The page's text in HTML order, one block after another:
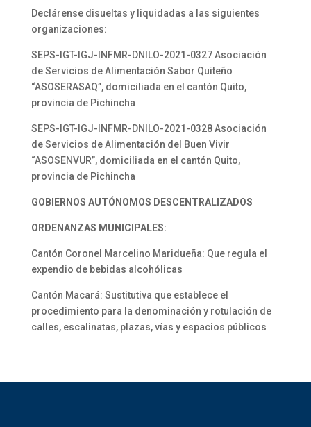
Declárense disueltas y liquidadas a las siguientes
organizaciones:
SEPS-IGT-IGJ-INFMR-DNILO-2021-0327 Asociación
de Servicios de Alimentación Sabor Quiteño
“ASOSERASAQ”, domiciliada en el cantón Quito,
provincia de Pichincha
SEPS-IGT-IGJ-INFMR-DNILO-2021-0328 Asociación
de Servicios de Alimentación del Buen Vivir
“ASOSENVUR”, domiciliada en el cantón Quito,
provincia de Pichincha
GOBIERNOS AUTÓNOMOS DESCENTRALIZADOS
ORDENANZAS MUNICIPALES:
Cantón Coronel Marcelino Maridueña: Que regula el
expendio de bebidas alcohólicas
Cantón Macará: Sustitutiva que establece el
procedimiento para la denominación y rotulación de
calles, escalinatas, plazas, vías y espacios públicos